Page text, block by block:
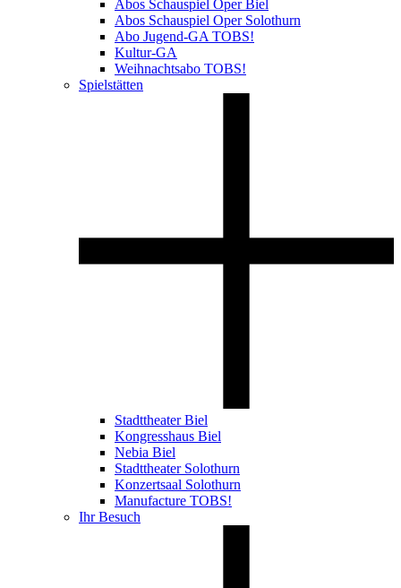
Abos Schauspiel Oper Biel
Abos Schauspiel Oper Solothurn
Abo Jugend-GA TOBS!
Kultur-GA
Weihnachtsabo TOBS!
Spielstätten
Stadttheater Biel
Kongresshaus Biel
Nebia Biel
Stadttheater Solothurn
Konzertsaal Solothurn
Manufacture TOBS!
Ihr Besuch